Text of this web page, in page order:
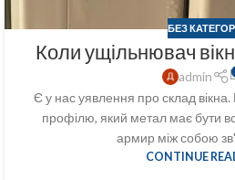
БЕЗ
Коли ущільнювач
admin
Є у нас уявлення про склад
профілю, який метал має бути
армир між собою
CONTINUE